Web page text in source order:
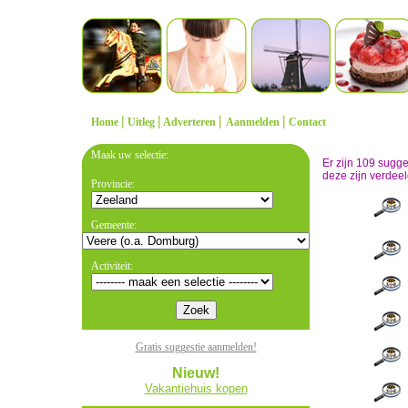
Home | Uitleg | Adverteren | Aanmelden | Contact
Maak uw selectie:
Provincie:
Gemeente:
Activiteit:
Gratis suggestie aanmelden!
Nieuw!
Vakantiehuis kopen
Er zijn 109
deze zijn